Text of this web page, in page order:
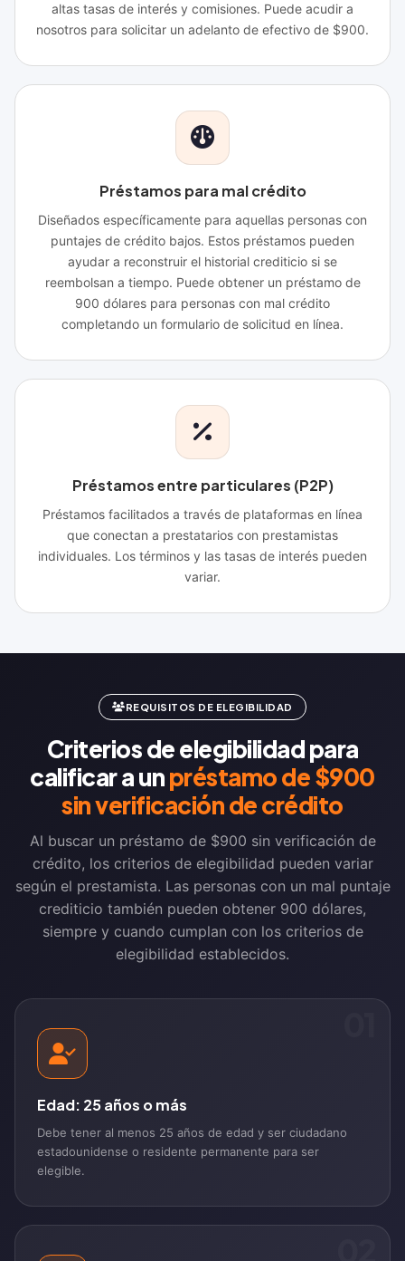
altas tasas de interés y comisiones. Puede acudir a
nosotros para solicitar un adelanto de efectivo de $900.
Préstamos para mal crédito
Diseñados específicamente para aquellas personas con
puntajes de crédito bajos. Estos préstamos pueden
ayudar a reconstruir el historial crediticio si se
reembolsan a tiempo. Puede obtener un préstamo de
900 dólares para personas con mal crédito
completando un formulario de solicitud en línea.
Préstamos entre particulares (P2P)
Préstamos facilitados a través de plataformas en línea
que conectan a prestatarios con prestamistas
individuales. Los términos y las tasas de interés pueden
variar.
REQUISITOS DE ELEGIBILIDAD
Criterios de elegibilidad para
calificar a unpréstamo de $900
sin verificación de crédito
Al buscar un préstamo de $900 sin verificación de
crédito, los criterios de elegibilidad pueden variar
según el prestamista. Las personas con un mal puntaje
crediticio también pueden obtener 900 dólares,
siempre y cuando cumplan con los criterios de
elegibilidad establecidos.
Edad: 25 años o más
Debe tener al menos 25 años de edad y ser ciudadano
estadounidense o residente permanente para ser
elegible.